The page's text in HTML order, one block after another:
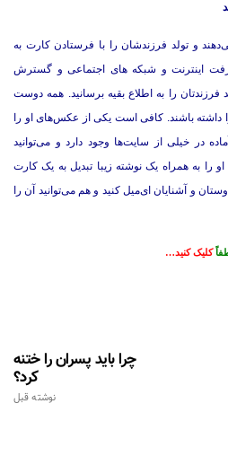
و تولد فرزندشان را با فرستادن کارت به
اینترنت و شبکه های اجتماعی و گسترش
فرزندتان را به اطلاع بقیه برسانید. همه دوست
داشته باشند. کافی است یکی از عکس‌های او را
در خیلی از سایت‌ها وجود دارد و می‌توانید
را به همراه یک نوشته زیبا تبدیل به یک کارت
و آشنایان ای‌میل کنید و هم می‌توانید آن را
کلیک کنید…
چرا باید پسران را ختنه
کرد؟
نوشته قبل